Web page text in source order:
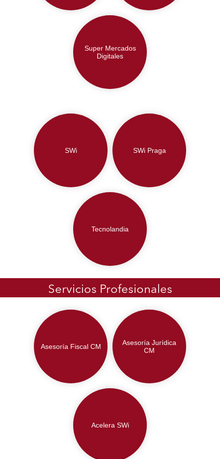
Super Mercados
Digitales
SWi SWi Praga
Tecnolandia
Servicios Profesionales
Asesoría Fiscal CM
Asesoría Jurídica
CM
Acelera SWi